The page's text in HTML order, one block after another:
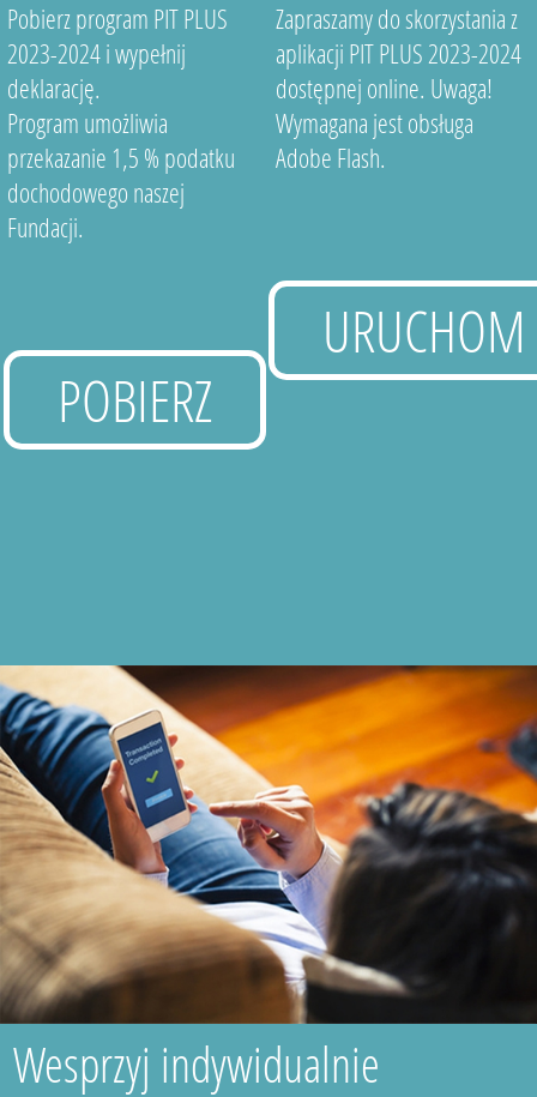
Pobierz program PIT PLUS
2023-2024 i wypełnij
deklarację.
Program umożliwia
przekazanie 1,5 % podatku
dochodowego naszej
Fundacji.
POBIERZ
Zapraszamy do skorzystania z
aplikacji PIT PLUS 2023-2024
dostępnej online. Uwaga!
Wymagana jest obsługa
Adobe Flash.
URUCHOM
Wesprzyj indywidualnie